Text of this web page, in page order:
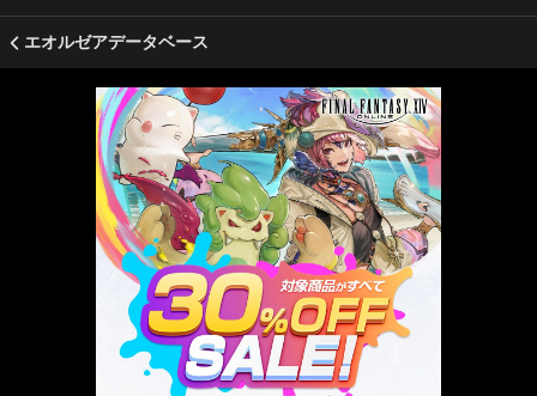
エオルゼアデータベース